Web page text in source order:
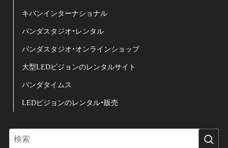
キバンインターナショナル
パンダスタジオ・レンタル
パンダスタジオ・オンラインショップ
大型LEDビジョンのレンタルサイト
パンダタイムス
LEDビジョンのレンタル・販売